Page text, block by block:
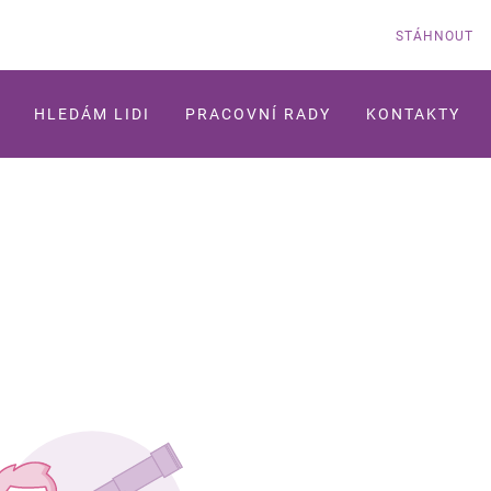
STÁHNOUT
HLEDÁM LIDI PRACOVNÍ RADY KONTAKTY